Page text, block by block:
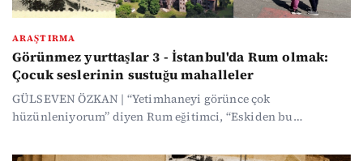
ARAŞTIRMA
Görünmez yurttaşlar 3 - İstanbul'da Rum olmak:
Çocuk seslerinin sustuğu mahalleler
GÜLSEVEN ÖZKAN | “Yetimhaneyi görünce çok
hüzünleniyorum” diyen Rum eğitimci, “Eskiden bu
geçmişi anlatan 96 yaşındaki Milorola, denizle geçen ömrünü